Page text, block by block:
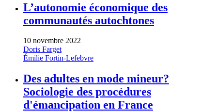
L’autonomie économique des
communautés autochtones
10 novembre 2022
Doris Farget
Émilie Fortin-Lefebvre
Des adultes en mode mineur?
Sociologie des procédures
d'émancipation en France